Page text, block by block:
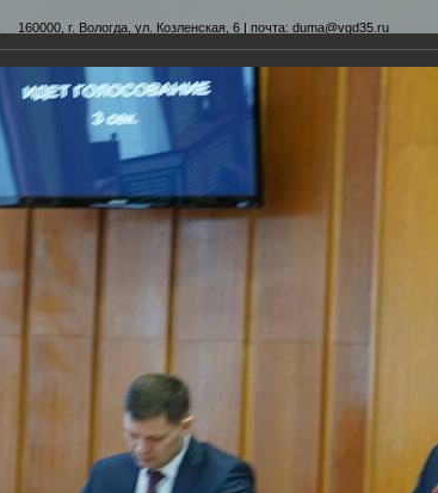
160000, г. Вологда, ул. Козленская, 6 | почта: duma@vgd35.ru
официальный сайт
приема
городской Думы